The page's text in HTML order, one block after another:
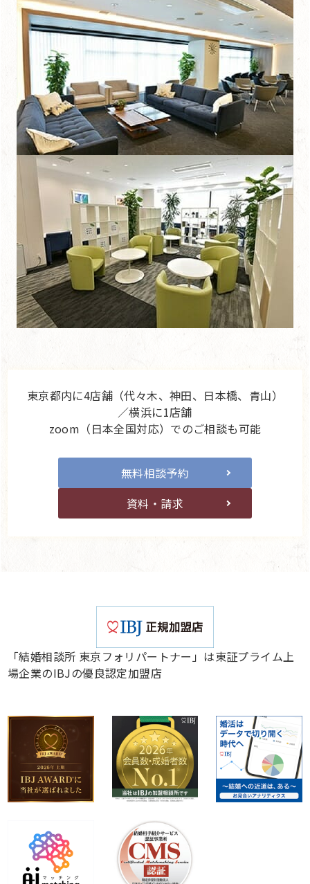
東京都内に4店舗（代々木、神田、日本橋、青山）
／横浜に1店舗
zoom（日本全国対応）でのご相談も可能
無料相談予約
資料・請求
「結婚相談所 東京フォリパートナー」は東証プライム上
場企業のIBJの優良認定加盟店